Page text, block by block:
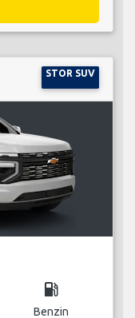
STOR SUV
local_gas_station
Benzin